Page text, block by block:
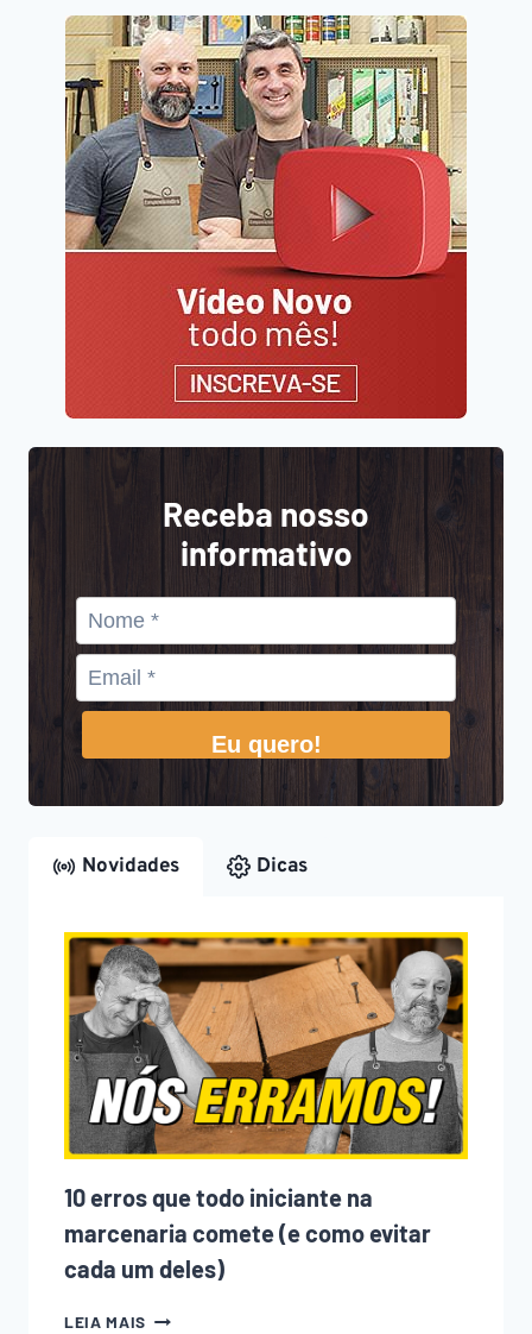
Receba nosso
informativo
Eu quero!
Novidades Dicas
10 erros que todo iniciante na
marcenaria comete (e como evitar
cada um deles)
LEIA MAIS 10